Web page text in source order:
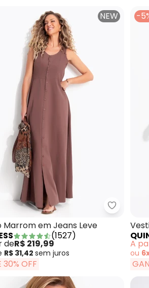
Preto em Malha Texturizada
NEW
Quintess
Marrom em Jeans Leve
(1527)
deR$ 219,99
R$ 31,42 sem juros
30% OFF
-
A
ou